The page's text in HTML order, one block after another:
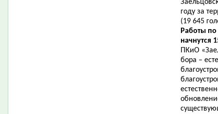
году за
(19 645
Работы по
начнутся
ПКиО
бора –